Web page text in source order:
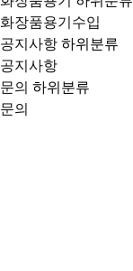
화장품용기수입
공지사항 하위분류
공지사항
문의 하위분류
문의